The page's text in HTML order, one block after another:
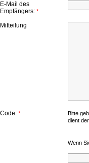
E-Mail des
Empfängers: *
Mitteilung
Code: *
Bitte
dient
Wenn